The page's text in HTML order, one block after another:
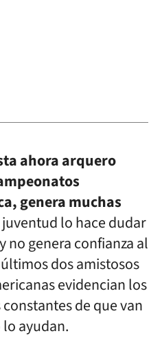
ahora arquero
genera muchas
juventud lo hace dudar
no genera confianza al
dos amistosos
evidencian los
de que van
ayudan.